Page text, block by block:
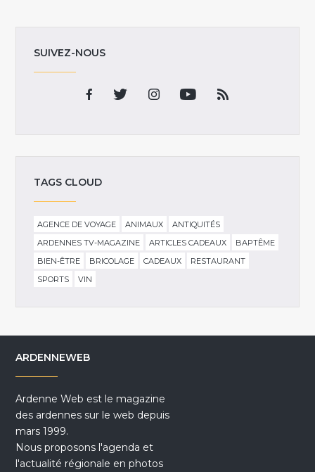
SUIVEZ-NOUS
TAGS CLOUD
AGENCE DE VOYAGE ANIMAUX
ANTIQUITÉS
ARDENNES TV-MAGAZINE
ARTICLES CADEAUX
BAPTÊME
BIEN-ÊTRE
BRICOLAGE CADEAUX
RESTAURANT
SPORTS
VIN
ARDENNEWEB
Ardenne Web est le magazine
des ardennes sur le web depuis
mars 1999.
Nous proposons l'agenda et
l'actualité régionale en photos